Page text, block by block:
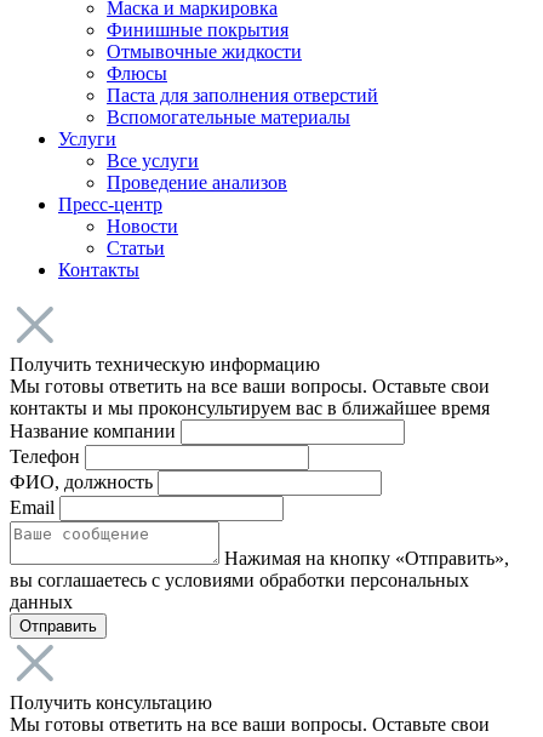
Маска и маркировка
Финишные покрытия
Отмывочные жидкости
Флюсы
Паста для заполнения отверстий
Вспомогательные материалы
Услуги
Все услуги
Проведение анализов
Пресс-центр
Новости
Статьи
Контакты
Получить техническую информацию
Мы готовы ответить на все ваши вопросы. Оставьте свои
контакты и мы проконсультируем вас в ближайшее время
Название компании
Телефон
ФИО, должность
Email
Нажимая на кнопку «Отправить»,
вы соглашаетесь с условиями обработки персональных
данных
Отправить
Получить консультацию
Мы готовы ответить на все ваши вопросы. Оставьте свои